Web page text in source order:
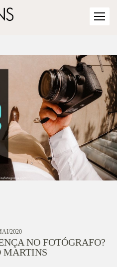
2020
NO FOTÓGRAFO?
MARTINS